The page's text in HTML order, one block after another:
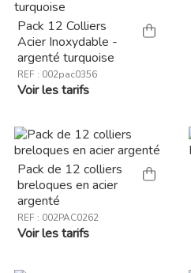
Pack 12 Colliers
Acier Inoxydable -
argenté turquoise
REF : 002pac0356
Voir les tarifs
Pack de 12 colliers
breloques en acier
argenté
REF : 002PAC0262
Voir les tarifs